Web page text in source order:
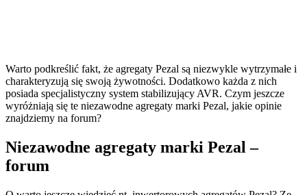
Warto podkreślić fakt, że agregaty Pezal są niezwykle wytrzymałe i
charakteryzują się swoją żywotności. Dodatkowo każda z nich
posiada specjalistyczny system stabilizujący AVR. Czym jeszcze
wyróżniają się te niezawodne agregaty marki Pezal, jakie opinie
znajdziemy na forum?
Niezawodne agregaty marki Pezal –
forum